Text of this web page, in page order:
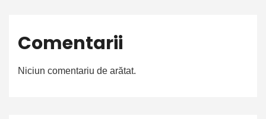
Comentarii
Niciun comentariu de arătat.